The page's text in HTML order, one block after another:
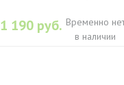
1 190 руб. Временно
в наличии